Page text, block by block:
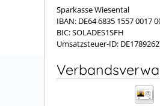
Sparkasse Wiesental
IBAN: DE64 6835 1557 0017
BIC: SOLADES1SFH
Umsatzsteuer-ID: